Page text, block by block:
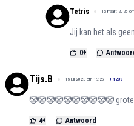
Tetris 16 maart 2026
Jij kan het als
0+
Tijs.B 15 juli 2023 om 19:28 + 1239
🤡🤡🤡🤡🤡🤡🤡🤡🤡🤡
4+ Antwoord